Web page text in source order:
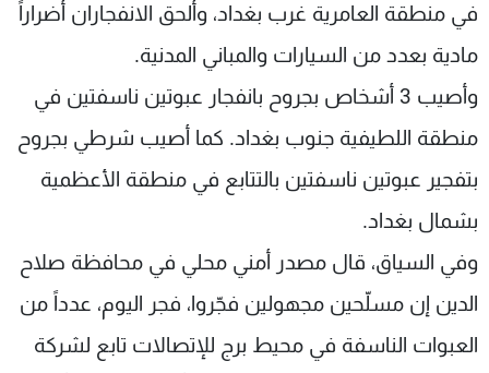
في منطقة العامرية غرب بغداد، وألحق الانفجاران أضراراً
مادية بعدد من السيارات والمباني المدنية.
وأصيب 3 أشخاص بجروح بانفجار عبوتين ناسفتين في
منطقة اللطيفية جنوب بغداد. كما أصيب شرطي بجروح
بتفجير عبوتين ناسفتين بالتتابع في منطقة الأعظمية
بشمال بغداد.
وفي السياق، قال مصدر أمني محلي في محافظة صلاح
الدين إن مسلّحين مجهولين فجّروا، فجر اليوم، عدداً من
العبوات الناسفة في محيط برج للإتصالات تابع لشركة